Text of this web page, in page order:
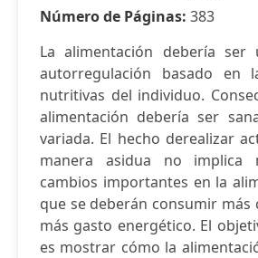
Número de Páginas: 383
La alimentación debería ser
autorregulación basado en
nutritivas del individuo.
alimentación debería ser
variada. El hecho derealizar
manera asidua no implica
cambios importantes en la
que se deberán consumir más
más gasto energético. El
es mostrar cómo la